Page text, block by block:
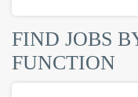
FIND JOBS
FUNCTION